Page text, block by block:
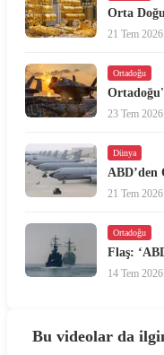
Orta
21 Tem 2026
Ortadoğu
23 Tem 2026
Dünya
ABD’den
21 Tem 2026
Ortadoğu
Flaş:
14 Tem 2026
Bu videolar da